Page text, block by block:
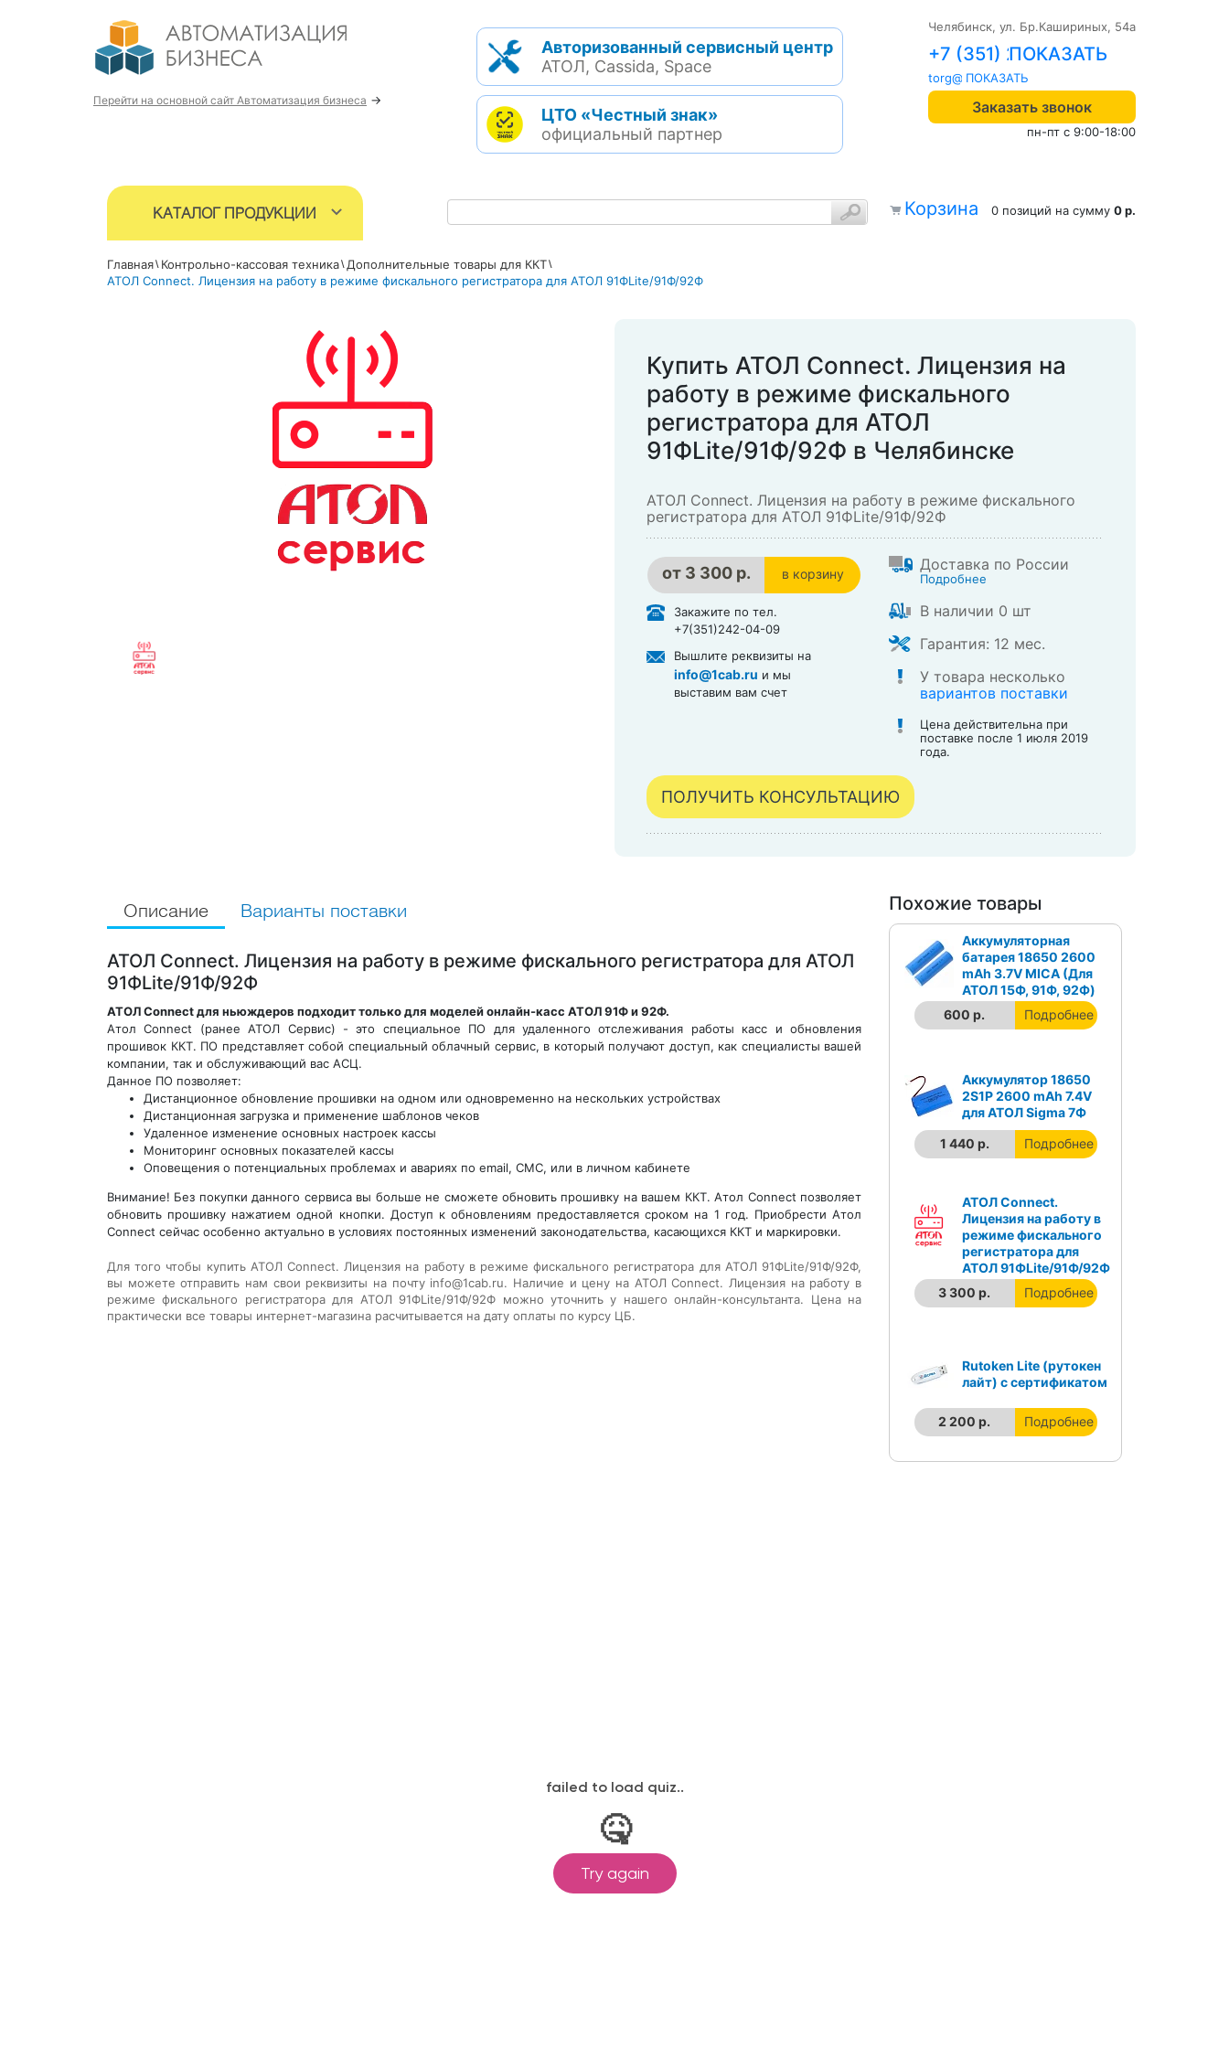
Перейти на основной сайт Автоматизация бизнеса →
Авторизованный сервисный центр
АТОЛ, Cassida, Space
ЦТО «Честный знак»
официальный партнер
Челябинск, ул. Бр.Кашириных, 54а
+7 (351) 242-04-09
torg@1cab.ru
Заказать звонок
пн-пт с 9:00-18:00
КАТАЛОГ ПРОДУКЦИИ Корзина 0 позиций на сумму0 р.
Главная Контрольно-кассовая техника Дополнительные товары для ККТ
АТОЛ Connect. Лицензия на работу в режиме фискального регистратора для АТОЛ 91ФLite/91Ф/92Ф
Купить АТОЛ Connect. Лицензия на
работу в режиме фискального
регистратора для АТОЛ
91ФLite/91Ф/92Ф в Челябинске
АТОЛ Connect. Лицензия на работу в режиме фискального
регистратора для АТОЛ 91ФLite/91Ф/92Ф
от 3 300 р. в корзину
Закажите по тел.
+7(351)242-04-09
Вышлите реквизиты на
info@1cab.ru и мы
выставим вам счет
Доставка по России
Подробнее
В наличии 0 шт
Гарантия: 12 мес.
У товара несколько
вариантов поставки
Цена действительна при
поставке после 1 июля 2019
года.
ПОЛУЧИТЬ КОНСУЛЬТАЦИЮ
Описание Варианты поставки
АТОЛ Connect. Лицензия на работу в режиме фискального регистратора для АТОЛ
91ФLite/91Ф/92Ф
АТОЛ Connect для ньюждеров подходит только для моделей онлайн-касс АТОЛ 91Ф и 92Ф.
Атол Connect (ранее АТОЛ Сервис) - это специальное ПО для удаленного отслеживания работы касс и обновления
прошивок ККТ. ПО представляет собой специальный облачный сервис, в который получают доступ, как специалисты вашей
компании, так и обслуживающий вас АСЦ.
Данное ПО позволяет:
Дистанционное обновление прошивки на одном или одновременно на нескольких устройствах
Дистанционная загрузка и применение шаблонов чеков
Удаленное изменение основных настроек кассы
Мониторинг основных показателей кассы
Оповещения о потенциальных проблемах и авариях по email, СМС, или в личном кабинете
Внимание! Без покупки данного сервиса вы больше не сможете обновить прошивку на вашем ККТ. Атол Connect позволяет
обновить прошивку нажатием одной кнопки. Доступ к обновлениям предоставляется сроком на 1 год. Приобрести Атол
Connect сейчас особенно актуально в условиях постоянных изменений законодательства, касающихся ККТ и маркировки.
Для того чтобы купить АТОЛ Connect. Лицензия на работу в режиме фискального регистратора для АТОЛ 91ФLite/91Ф/92Ф,
вы можете отправить нам свои реквизиты на почту info@1cab.ru. Наличие и цену на АТОЛ Connect. Лицензия на работу в
режиме фискального регистратора для АТОЛ 91ФLite/91Ф/92Ф можно уточнить у нашего онлайн-консультанта. Цена на
практически все товары интернет-магазина расчитывается на дату оплаты по курсу ЦБ.
Похожие товары
Аккумуляторная
батарея 18650 2600
mAh 3.7V MICA (Для
АТОЛ 15Ф, 91Ф, 92Ф)
600 р.
Подробнее
Аккумулятор 18650
2S1P 2600 mAh 7.4V
для АТОЛ Sigma 7Ф
1 440 р.
Подробнее
АТОЛ Connect.
Лицензия на работу в
режиме фискального
регистратора для
АТОЛ 91ФLite/91Ф/92Ф
3 300 р.
Подробнее
Rutoken Lite (рутокен
лайт) с сертификатом
2 200 р. Подробнее